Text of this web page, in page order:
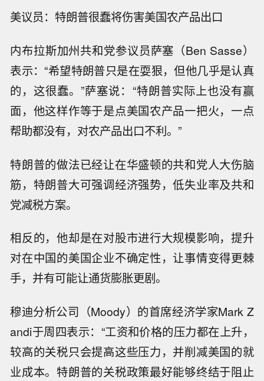
美议员：特朗普很蠢将伤害美国农产品出口
内布拉斯加州共和党参议员萨塞（Ben Sasse）
表示：“希望特朗普只是在耍狠，但他几乎是认真
的，这很蠢。”萨塞说：“特朗普实际上也没有赢
面，他这样作等于是点美国农产品一把火，一点
帮助都没有，对农产品出口不利。”
特朗普的做法已经让在华盛顿的共和党人大伤脑
筋，特朗普大可强调经济强势，低失业率及共和
党减税方案。
相反的，他却是在对股市进行大规模影响，提升
对在中国的美国企业不确定性，让事情变得更棘
手，并有可能让通货膨胀更剧。
穆迪分析公司（Moody）的首席经济学家Mark Z
andi于周四表示：“工资和价格的压力都在上升，
较高的关税只会提高这些压力，并削减美国的就
业成本。特朗普的关税政策最好能够终结于阻止